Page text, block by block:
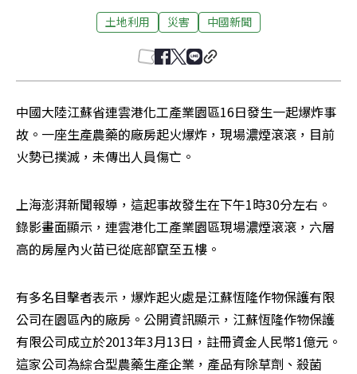
土地利用 災害 中國新聞
中國大陸江蘇省連雲港化工產業園區16日發生一起爆炸事
故。一座生產農藥的廠房起火爆炸，現場濃煙滾滾，目前
火勢已撲滅，未傳出人員傷亡。
上海澎湃新聞報導，這起事故發生在下午1時30分左右。
錄影畫面顯示，連雲港化工產業園區現場濃煙滾滾，六層
高的房屋內火苗已從底部竄至五樓。
有多名目擊者表示，爆炸起火處是江蘇恆隆作物保護有限
公司在園區內的廠房。公開資訊顯示，江蘇恆隆作物保護
有限公司成立於2013年3月13日，註冊資金人民幣1億元。
這家公司為綜合型農藥生產企業，產品有除草劑、殺菌